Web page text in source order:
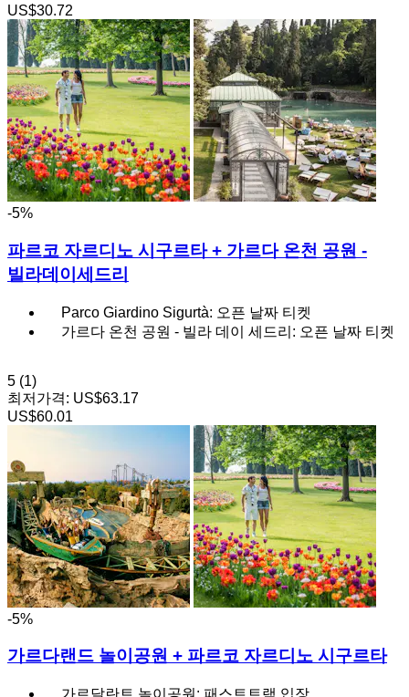
US$30.72
-5%
파르코 자르디노 시구르타 + 가르다 온천 공원 -
빌라데이세드리
Parco Giardino Sigurtà: 오픈 날짜 티켓
가르다 온천 공원 - 빌라 데이 세드리: 오픈 날짜 티켓
5 (1)
최저가격: US$63.17
US$60.01
-5%
가르다랜드 놀이공원 + 파르코 자르디노 시구르타